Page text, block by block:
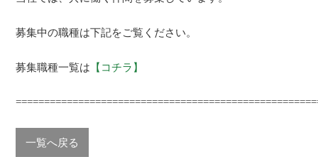
募集中の職種は下記をご覧ください。
募集職種一覧は 【コチラ】
一覧へ戻る